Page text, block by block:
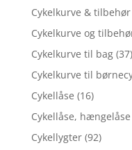
Cykelkurve & tilbehør
Cykelkurve og
Cykelkurve til bag (37)
Cykelkurve til
Cykellåse (16)
Cykellåse, hængelåse
Cykellygter (92)